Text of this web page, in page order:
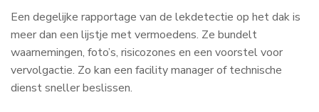
Een degelijke rapportage van de lekdetectie op het dak is
meer dan een lijstje met vermoedens. Ze bundelt
waarnemingen, foto’s, risicozones en een voorstel voor
vervolgactie. Zo kan een facility manager of technische
dienst sneller beslissen.